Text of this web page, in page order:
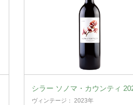
シラー ソノマ・カウンティ
ヴィンテージ： 2023年